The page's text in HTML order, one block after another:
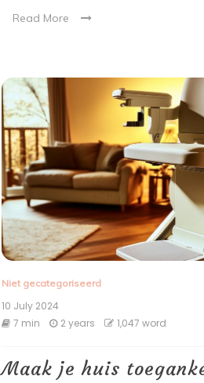
Read More
Niet gecategoriseerd
10 July 2024
7 min
2 years 1,047 word
Maak je huis